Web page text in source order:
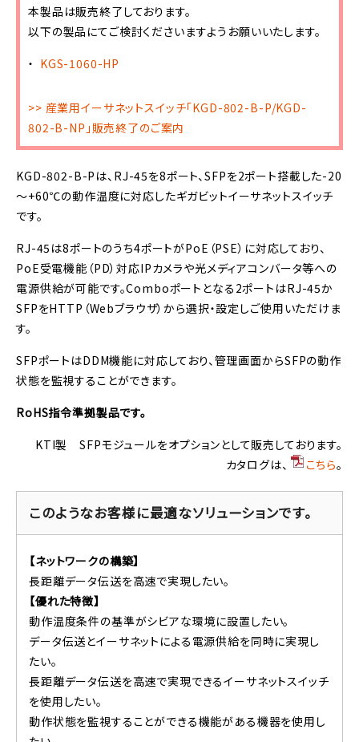
本製品は販売終了しております。
以下の製品にてご検討くださいますようお願いいたします。
KGS-1060-HP
>> 産業用イーサネットスイッチ「KGD-802-B-P/KGD-
802-B-NP」販売終了のご案内
KGD-802-B-Pは、RJ-45を8ポート、SFPを2ポート搭載した-20
～+60℃の動作温度に対応したギガビットイーサネットスイッチ
です。
RJ-45は8ポートのうち4ポートがPoE（PSE）に対応しており、
PoE受電機能（PD）対応IPカメラや光メディアコンバータ等への
電源供給が可能です。Comboポートとなる2ポートはRJ-45か
SFPをHTTP（Webブラウザ）から選択・設定しご使用いただけま
す。
SFPポートはDDM機能に対応しており、管理画面からSFPの動作
状態を監視することができます。
RoHS指令準拠製品です。
KTI製 SFPモジュールをオプションとして販売しております。
カタログは、
こちら。
このようなお客様に最適なソリューションです。
【ネットワークの構築】
長距離データ伝送を高速で実現したい。
【優れた特徴】
動作温度条件の基準がシビアな環境に設置したい。
データ伝送とイーサネットによる電源供給を同時に実現し
たい。
長距離データ伝送を高速で実現できるイーサネットスイッチ
を使用したい。
動作状態を監視することができる機能がある機器を使用し